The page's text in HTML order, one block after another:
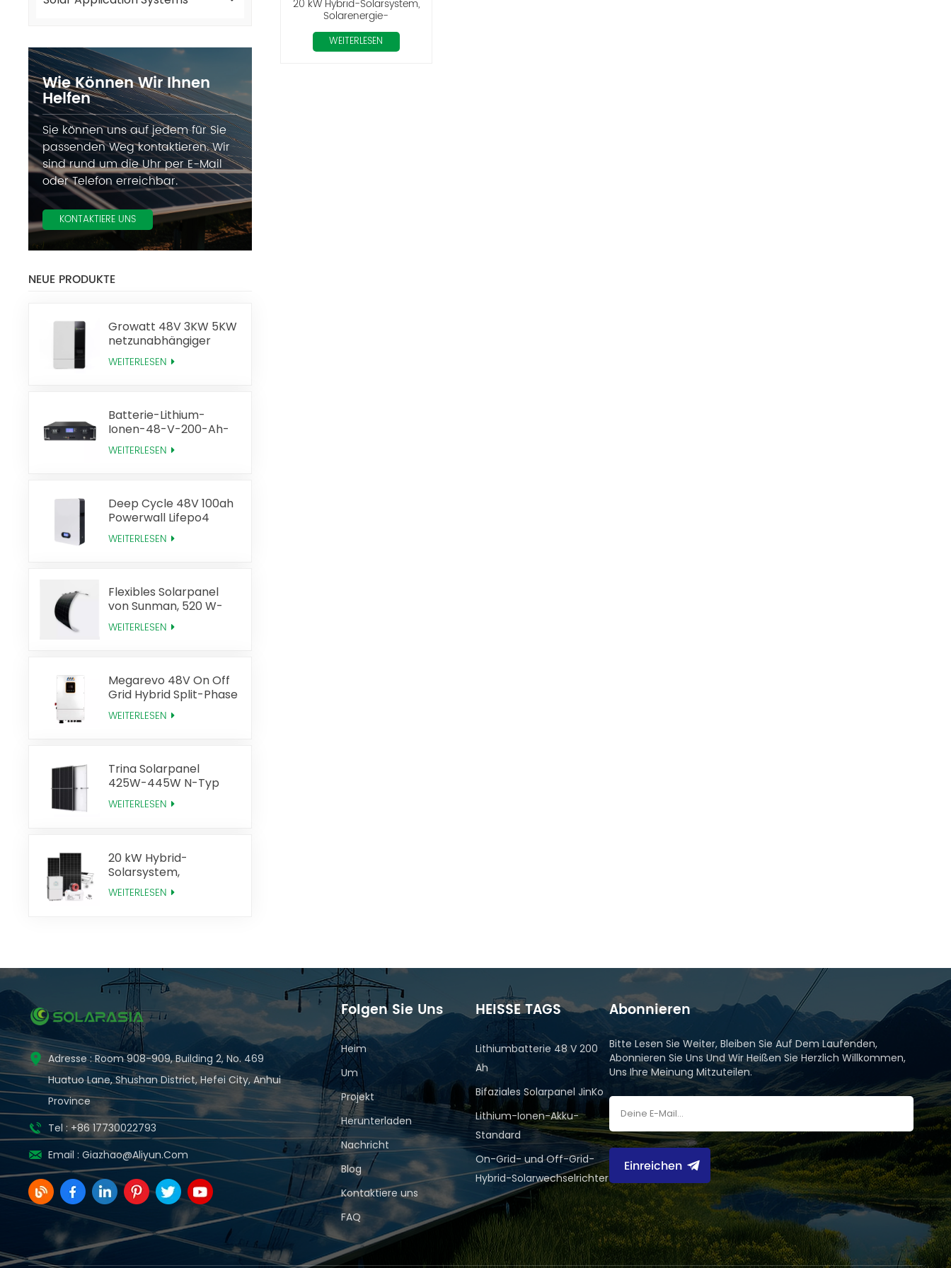
Wie Können Wir Ihnen
Helfen
Sie können uns auf jedem für Sie
passenden Weg kontaktieren. Wir
sind rund um die Uhr per E-Mail
oder Telefon erreichbar.
KONTAKTIERE UNS
NEUE PRODUKTE
Growatt 48V 3KW 5KW
netzunabhängiger
Solarwechselrichter
WEITERLESEN
Batterie-Lithium-
Ionen-48-V-200-Ah-
Lifepo4-Batterie-Rack
WEITERLESEN
Deep Cycle 48V 100ah
Powerwall Lifepo4
Solarbatterie
WEITERLESEN
Flexibles Solarpanel
von Sunman, 520 W-
Technologie, hohe
Effizienz
WEITERLESEN
Megarevo 48V On Off
Grid Hybrid Split-Phase
Solar-Wechselrichter
US-Version
WEITERLESEN
Trina Solarpanel
425W-445W N-Typ
Mono Perc
WEITERLESEN
20 kW Hybrid-
Solarsystem,
Solarenergie-
Komplettsystem
WEITERLESEN
20 kW Hybrid-Solarsystem,
Solarenergie-
Komplettsystem
WEITERLESEN
Adresse : Room 908-909, Building 2, No. 469
Huatuo Lane, Shushan District, Hefei City, Anhui
Province
Tel : +86 17730022793
Email :Giazhao@aliyun.com
Folgen Sie Uns
Heim
Um
Projekt
Herunterladen
Nachricht
Blog
Kontaktiere uns
FAQ
HEISSE TAGS
Lithiumbatterie 48 V 200
Ah
Bifaziales Solarpanel JinKo
Lithium-Ionen-Akku-
Standard
On-Grid- und Off-Grid-
Hybrid-Solarwechselrichter
Abonnieren
Bitte Lesen Sie Weiter, Bleiben Sie Auf Dem Laufenden,
Abonnieren Sie Uns Und Wir Heißen Sie Herzlich Willkommen,
Uns Ihre Meinung Mitzuteilen.
Einreichen